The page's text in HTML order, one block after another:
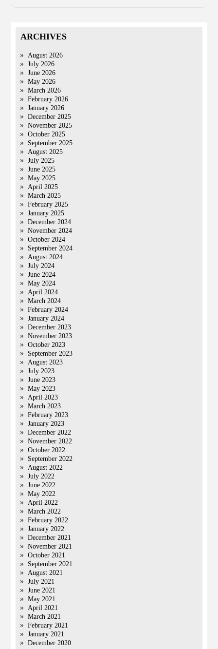
ARCHIVES
August 2026
July 2026
June 2026
May 2026
March 2026
February 2026
January 2026
December 2025
November 2025
October 2025
September 2025
August 2025
July 2025
June 2025
May 2025
April 2025
March 2025
February 2025
January 2025
December 2024
November 2024
October 2024
September 2024
August 2024
July 2024
June 2024
May 2024
April 2024
March 2024
February 2024
January 2024
December 2023
November 2023
October 2023
September 2023
August 2023
July 2023
June 2023
May 2023
April 2023
March 2023
February 2023
January 2023
December 2022
November 2022
October 2022
September 2022
August 2022
July 2022
June 2022
May 2022
April 2022
March 2022
February 2022
January 2022
December 2021
November 2021
October 2021
September 2021
August 2021
July 2021
June 2021
May 2021
April 2021
March 2021
February 2021
January 2021
December 2020